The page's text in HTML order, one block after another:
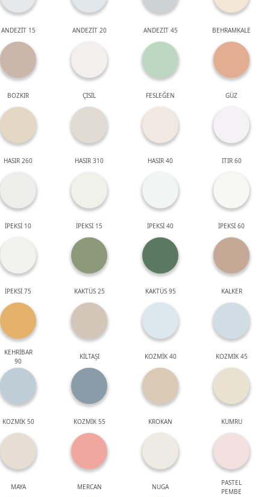
ANDEZİT 15 ANDEZİT 20 ANDEZİT 45 BEHRAMKALE
BOZKIR ÇİSİL FESLEĞEN GÜZ
HASIR 260 HASIR 310 HASIR 40 ITIR 60
İPEKSİ 10 İPEKSİ 15 İPEKSİ 40 İPEKSİ 60
İPEKSİ 75 KAKTÜS 25 KAKTÜS 95 KALKER
KEHRİBAR
90
KİLTAŞI KOZMİK 40 KOZMİK 45
KOZMİK 50 KOZMİK 55 KROKAN KUMRU
MAYA MERCAN NUGA
PASTEL
PEMBE